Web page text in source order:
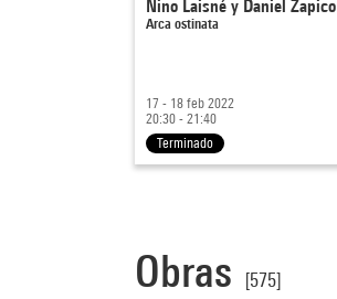
Nino Laisné y Daniel Zapico
Arca ostinata
17 - 18 feb 2022
20:30 - 21:40
Terminado
Obras [575]